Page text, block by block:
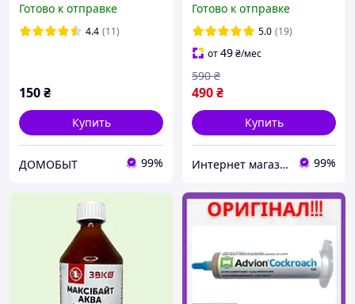
насекомых 6 мл
Готово к отправке
4.4 (11)
150₴
Купить
ДОМОБЫТ 99%
тараканов. Дюпонт гель.
Оригинал 100%. С
носиком
Готово к отправке
5.0 (19)
от49₴/мес
490₴
590 ₴
Купить
Интернет магазин товаров из США "Dez-Express" 99%